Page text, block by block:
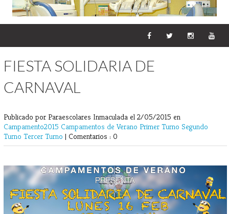
FIESTA SOLIDARIA DE
CARNAVAL
Publicado por Paraescolares Inmaculada el 2/05/2015 en
Campamento2015 Campamentos de Verano Primer Turno Segundo
Turno Tercer Turno | Comentarios : 0